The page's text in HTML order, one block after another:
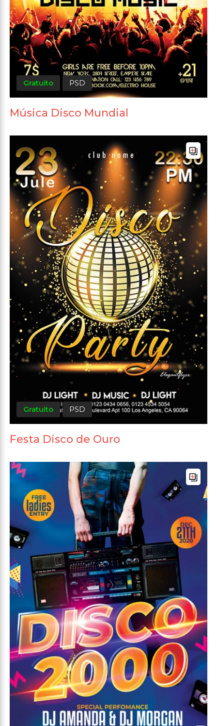
Gratuito PSD
Música Disco Mundial
Gratuito PSD
Festa Disco de Ouro